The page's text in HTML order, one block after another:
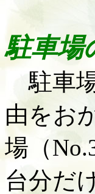
駐車場
駐車
由をお
場（
台分だ